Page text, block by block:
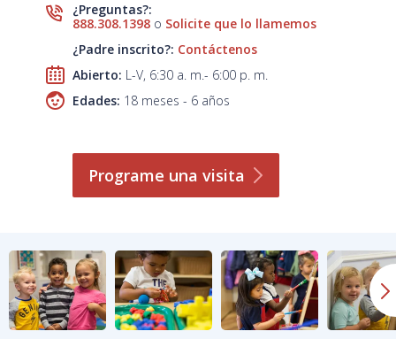
¿Preguntas?:
888.308.1398 o Solicite que lo llamemos
¿Padre inscrito?: Contáctenos
Abierto: L-V, 6:30 a. m.- 6:00 p. m.
Edades: 18 meses - 6 años
Programe unavisita